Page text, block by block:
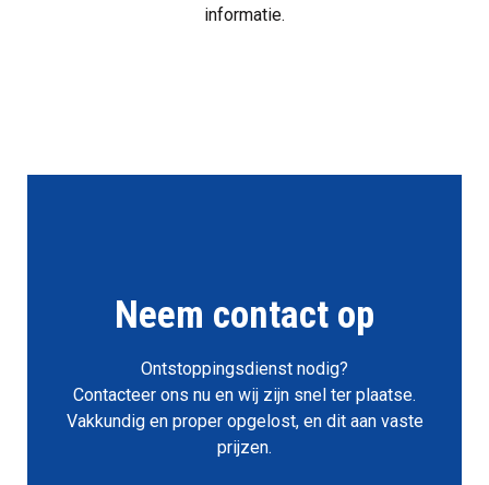
informatie.
Neem contact op
Ontstoppingsdienst nodig?
Contacteer ons nu en wij zijn snel ter plaatse.
Vakkundig en proper opgelost, en dit aan vaste
prijzen.